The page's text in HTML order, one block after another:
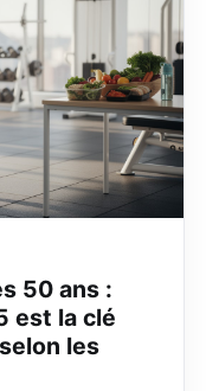
50 ans :
est la clé
les